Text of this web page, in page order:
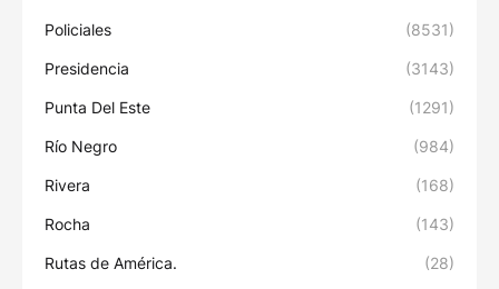
Policiales (8531)
Presidencia (3143)
Punta Del Este (1291)
Río Negro (984)
Rivera (168)
Rocha (143)
Rutas de América. (28)